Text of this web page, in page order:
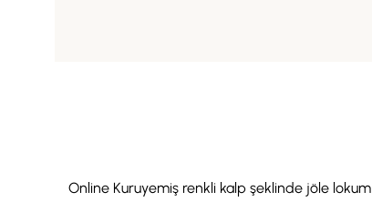
Online Kuruyemiş renkli kalp şeklinde jöle lokum